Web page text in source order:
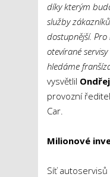
díky kterým
služby
dostupnější. Pro
otevírané
hledáme
vysvětlil
provozní
Car.
Milionové
Síť autoservisů